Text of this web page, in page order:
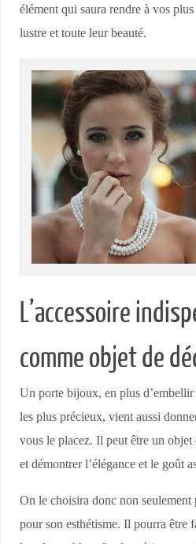
élément qui saura rendre à vos
lustre et toute leur beauté.
L’accessoire
comme objet de
Un porte bijoux, en plus d’embellir
les plus précieux, vient aussi
vous le placez. Il peut être un
et démontrer l’élégance et le goût
On le choisira donc non seulement
pour son esthétisme. Il pourra être